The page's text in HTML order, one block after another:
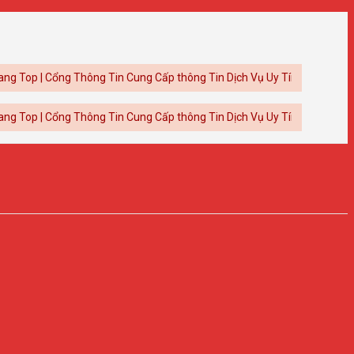
Cổng Thông Tin Cung Cấp thông Tin Dịch Vụ Uy Tín
Cổng Thông Tin Cung Cấp thông Tin Dịch Vụ Uy Tín